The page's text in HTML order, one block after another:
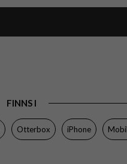
Hårdplast
FINNS I
Otterbox iPhone